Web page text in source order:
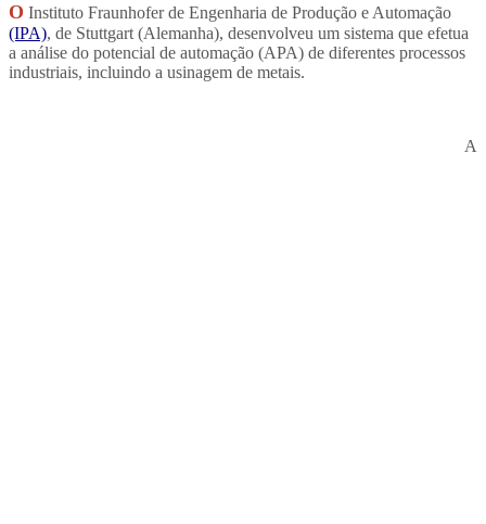
O Instituto Fraunhofer de Engenharia de Produção eAutomação
(IPA), de Stuttgart (Alemanha), desenvolveu um sistema que efetua
a análise do potencial de automação (APA) de diferentes processos
industriais, incluindo a usinagem de metais.
A